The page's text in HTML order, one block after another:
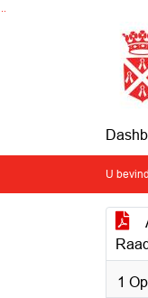
Ga naar de inhoud van
U
1